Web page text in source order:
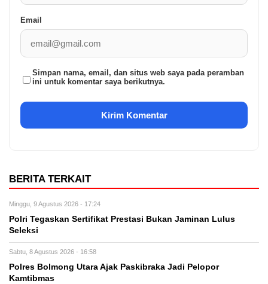
Email
Simpan nama, email, dan situs web saya pada peramban
ini untuk komentar saya berikutnya.
BERITA TERKAIT
Minggu, 9 Agustus 2026 - 17:24
Polri Tegaskan Sertifikat Prestasi Bukan Jaminan Lulus
Seleksi
Sabtu, 8 Agustus 2026 - 16:58
Polres Bolmong Utara Ajak Paskibraka Jadi Pelopor
Kamtibmas